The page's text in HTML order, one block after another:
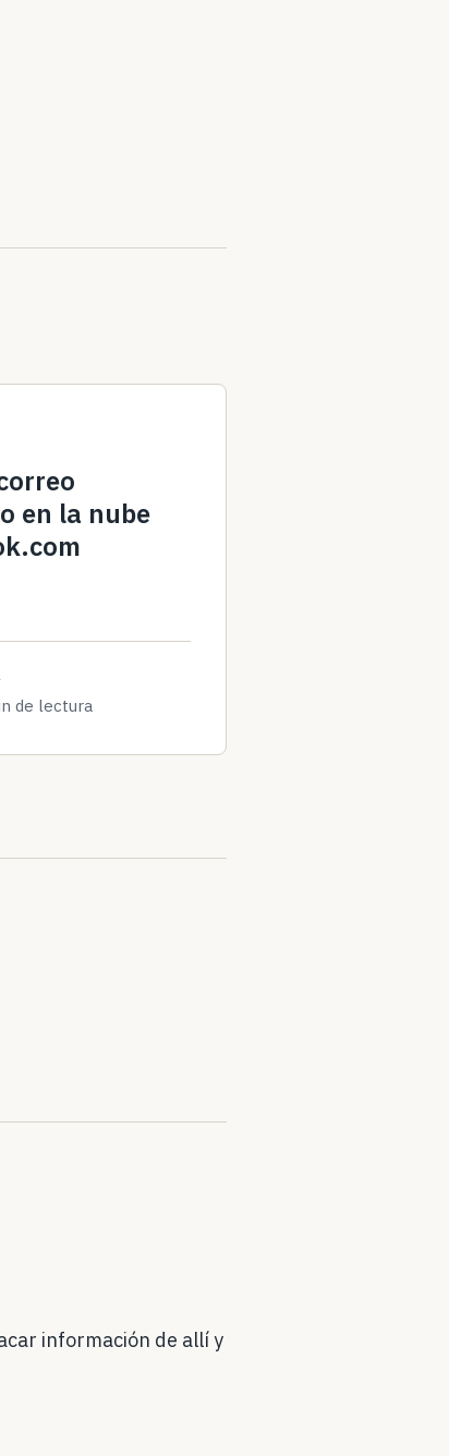
en la nube
de lectura
información de allí y